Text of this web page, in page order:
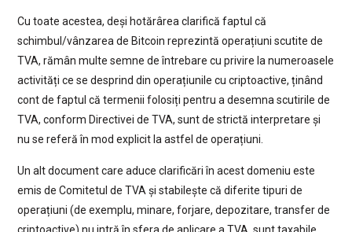
Cu toate acestea, deși hotărârea clarifică faptul că
schimbul/vânzarea de Bitcoin reprezintă operațiuni scutite de
TVA, rămân multe semne de întrebare cu privire la numeroasele
activități ce se desprind din operațiunile cu criptoactive, ținând
cont de faptul că termenii folosiți pentru a desemna scutirile de
TVA, conform Directivei de TVA, sunt de strictă interpretare și
nu se referă în mod explicit la astfel de operațiuni.
Un alt document care aduce clarificări în acest domeniu este
emis de Comitetul de TVA și stabilește că diferite tipuri de
operațiuni (de exemplu, minare, forjare, depozitare, transfer de